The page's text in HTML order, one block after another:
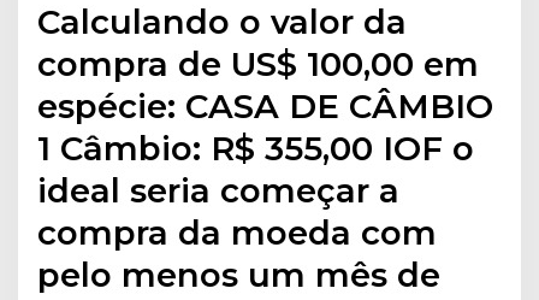
Calculando o valor da
compra de US$ 100,00 em
espécie: CASA DE CÂMBIO
1 Câmbio: R$ 355,00 IOF o
ideal seria começar a
compra da moeda com
pelo menos um mês de